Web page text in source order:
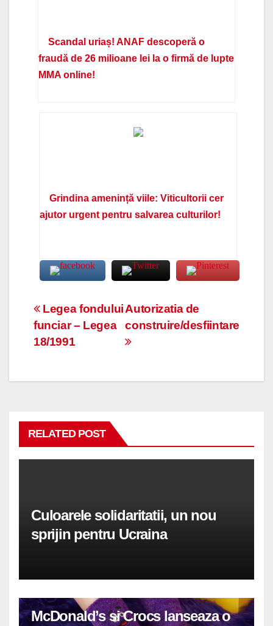
Scandal uriaș! ANAF descoperă o
fraudă de 26 milioane lei la o firmă de lupte
MMA online!
Grindina amenință viile: Viticultorii cer
ajutor urgent pentru salvarea culturilor!
Navigare
în
Autorizatia de
construire/desfiintare
Legea fondului
funciar – Legea
18/1991
RELATED POST
Culoarele solidaritatii, un nou
sprijin pentru Ucraina
McDonald’s si Crocs lanseaza o